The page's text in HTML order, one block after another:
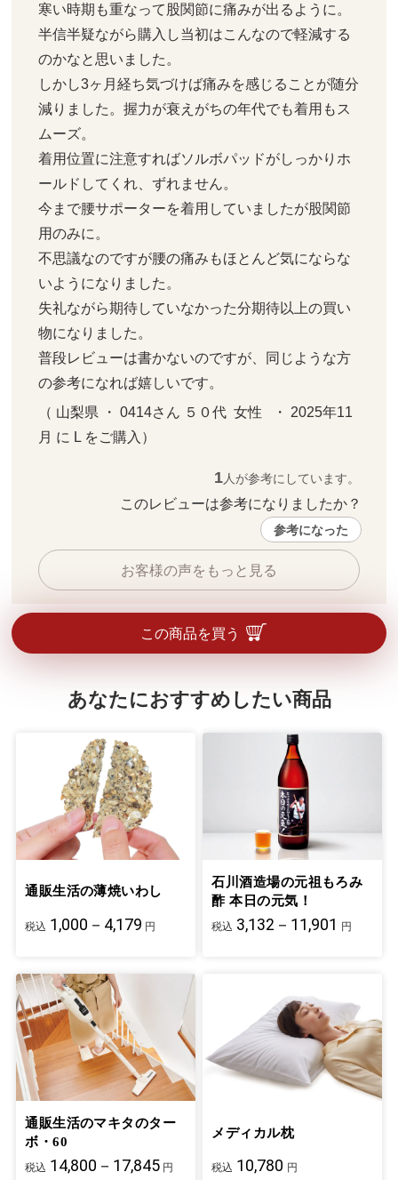
寒い時期も重なって股関節に痛みが出るように。
半信半疑ながら購入し当初はこんなので軽減する
のかなと思いました。
しかし3ヶ月経ち気づけば痛みを感じることが随分
減りました。握力が衰えがちの年代でも着用もス
ムーズ。
着用位置に注意すればソルボパッドがしっかりホ
ールドしてくれ、ずれません。
今まで腰サポーターを着用していましたが股関節
用のみに。
不思議なのですが腰の痛みもほとんど気にならな
いようになりました。
失礼ながら期待していなかった分期待以上の買い
物になりました。
普段レビューは書かないのですが、同じような方
の参考になれば嬉しいです。
（ 山梨県 ・ 0414さん ５０代  女性   ・ 2025年11
月 に L をご購入）
1人が参考にしています。
このレビューは参考になりましたか？
参考になった
お客様の声をもっと見る
この商品を買う
あなたにおすすめしたい商品
通販生活の薄焼いわし
税込 1,000－4,179 円
石川酒造場の元祖もろみ
酢 本日の元気！
税込 3,132－11,901 円
通販生活のマキタのター
ボ・60
税込 14,800－17,845 円
メディカル枕
税込 10,780 円